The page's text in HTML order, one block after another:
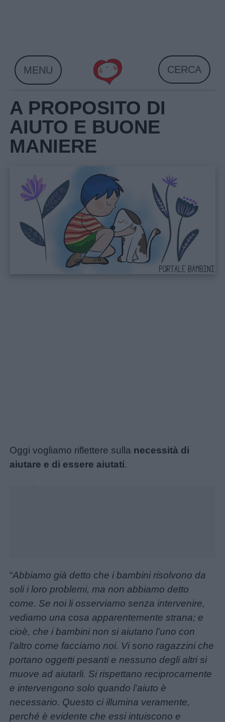
Home
Menu
Schede
Disegni
colorare
MENU CERCA
A PROPOSITO DI
AIUTO E BUONE
MANIERE
Oggi vogliamo riflettere sulla necessità di
aiutare e di essere aiutati.
“Abbiamo già detto che i bambini risolvono da
soli i loro problemi, ma non abbiamo detto
come. Se noi li osserviamo senza intervenire,
vediamo una cosa apparentemente strana; e
cioè, che i bambini non si aiutano l’uno con
l’altro come facciamo noi. Vi sono ragazzini che
portano oggetti pesanti e nessuno degli altri si
muove ad aiutarli. Si rispettano reciprocamente
e intervengono solo quando l’aiuto è
necessario. Questo ci illumina veramente,
perché è evidente che essi intuiscono e